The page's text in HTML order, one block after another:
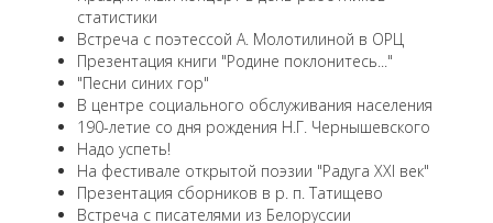
статистики
Встреча с поэтессой А. Молотилиной в ОРЦ
Презентация книги "Родине поклонитесь..."
"Песни синих гор"
В центре социального обслуживания населения
190-летие со дня рождения Н.Г. Чернышевского
Надо успеть!
На фестивале открытой поэзии "Радуга XXI век"
Презентация сборников в р. п. Татищево
Встреча с писателями из Белоруссии